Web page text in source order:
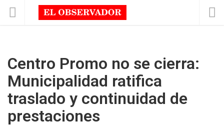
Centro Promo no se cierra:
Municipalidad ratifica
traslado y continuidad de
prestaciones